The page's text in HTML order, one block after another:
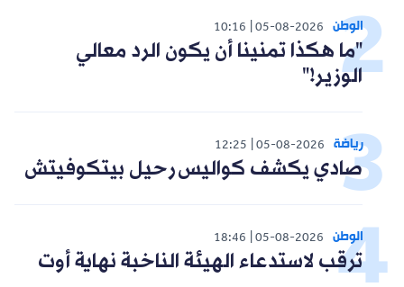
الوطن 05-08-2026
10:16
"ما هكذا تمنينا أن يكون الرد معالي
الوزير!"
رياضة 05-08-2026
12:25
صادي يكشف كواليس رحيل بيتكوفيتش
الوطن 05-08-2026
18:46
ترقب لاستدعاء الهيئة الناخبة نهاية أوت